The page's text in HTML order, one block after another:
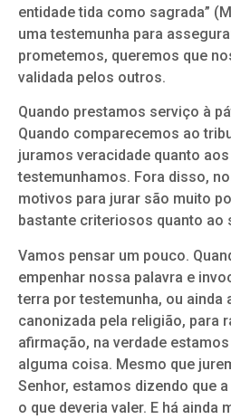
entidade tida como sagrada”
uma testemunha para
prometemos, queremos que
validada pelos outros.
Quando prestamos serviço à
Quando comparecemos ao
juramos veracidade quanto
testemunhamos. Fora disso,
motivos para jurar são muito
bastante criteriosos quanto ao
Vamos pensar um pouco.
empenhar nossa palavra e
terra por testemunha, ou ainda
canonizada pela religião, para
afirmação, na verdade
alguma coisa. Mesmo que
Senhor, estamos dizendo que
o que deveria valer. E há ainda